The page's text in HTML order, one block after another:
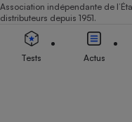
Association indépendante de
distributeurs depuis 1951.
Tests Actus